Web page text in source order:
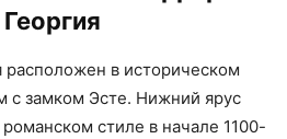
расположен в историческом
с замком Эсте. Нижний ярус
стиле в начале 1100-